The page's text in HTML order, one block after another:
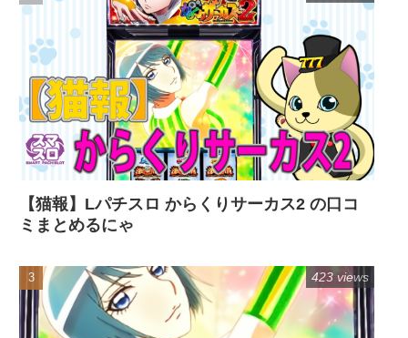
【猫報】Lパチスロ からくりサーカス2 の口コ
ミまとめるにゃ
423 views